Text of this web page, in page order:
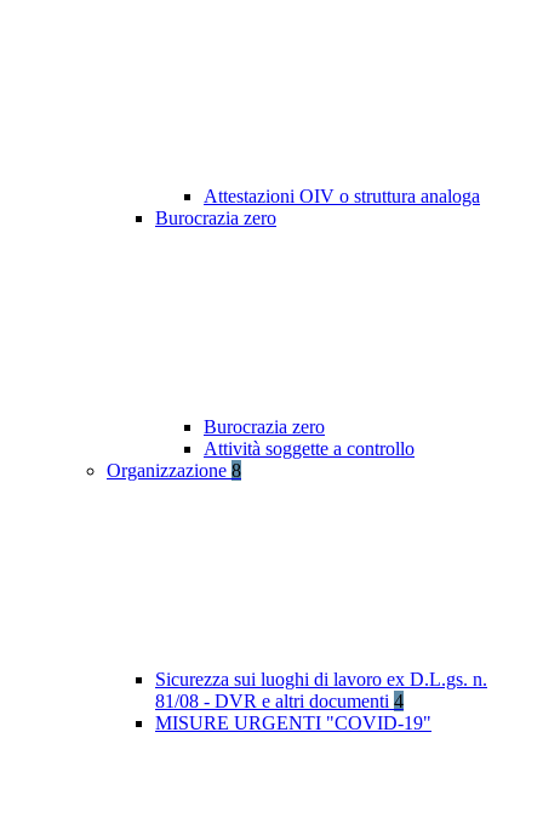
Attestazioni OIV o struttura analoga
Burocrazia zero
Burocrazia zero
Attività soggette a controllo
Organizzazione 8
Sicurezza sui luoghi di lavoro ex D.L.gs. n.
81/08 - DVR e altri documenti 4
MISURE URGENTI "COVID-19"